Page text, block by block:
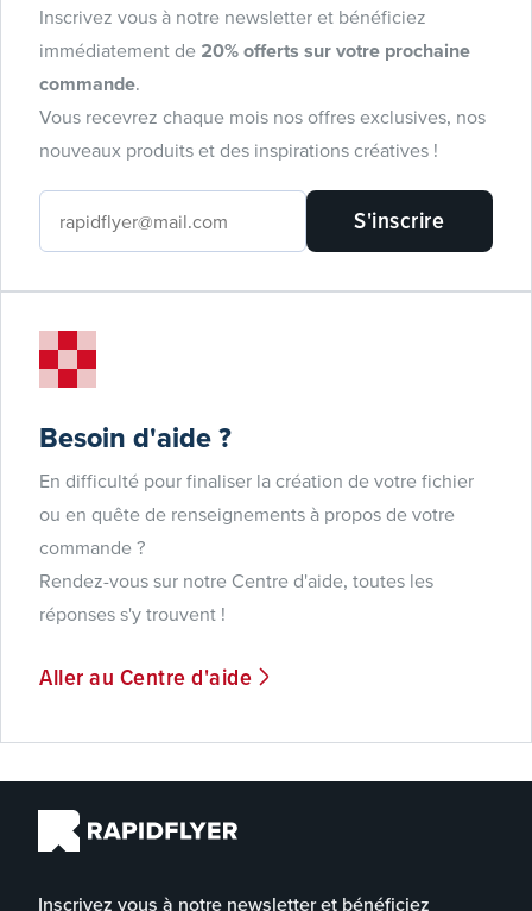
Inscrivez vous à notre newsletter et bénéficiez
immédiatement de 20% offerts sur votre prochaine
commande
Vous recevrez chaque mois nos offres exclusives, nos
nouveaux produits et des inspirations créatives !
S'inscrire
Besoin d'aide ?
En difficulté pour finaliser la création de votre fichier
ou en quête de renseignements à propos de votre
commande ?
Rendez-vous sur notre Centre d'aide, toutes les
réponses s'y trouvent !
Aller au Centre d'aide
Inscrivez vous à notre newsletter et bénéficiez